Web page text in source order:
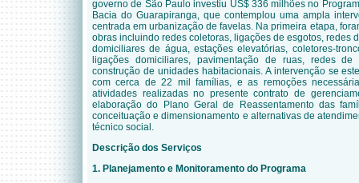
governo de São Paulo investiu US$ 336 milhões no
Bacia do Guarapiranga, que contemplou uma ampla
centrada em urbanização de favelas. Na primeira etapa,
obras incluindo redes coletoras, ligações de esgotos, redes
domiciliares de água, estações elevatórias, coletores-
ligações domiciliares, pavimentação de ruas, redes
construção de unidades habitacionais. A intervenção se
com cerca de 22 mil famílias, e as remoções
atividades realizadas no presente contrato de
elaboração do Plano Geral de Reassentamento das
conceituação e dimensionamento e alternativas de
técnico social .
Descrição dos Serviços
1. Planejamento e Monitoramento do Programa